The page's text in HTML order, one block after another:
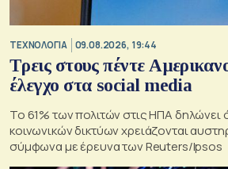
ΤΕΧΝΟΛΟΓΙΑ 09.08.2026, 19:44
Τρεις στους πέντε
έλεγχο στα social media
Το 61% των πολιτών στις ΗΠΑ δηλώνει
κοινωνικών δικτύων χρειάζονται
σύμφωνα με έρευνα των Reuters/Ipsos